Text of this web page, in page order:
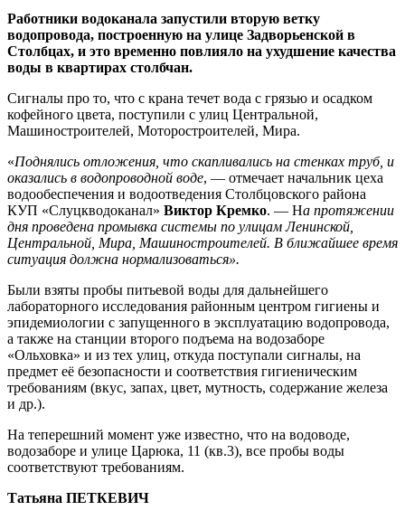
Работники водоканала запустили вторую ветку
водопровода, построенную на улице Задворьенской в
Столбцах, и это временно повлияло на ухудшение качества
воды в квартирах столбчан.
Сигналы про то, что с крана течет вода с грязью и осадком
кофейного цвета, поступили с улиц Центральной,
Машиностроителей, Моторостроителей, Мира.
«Поднялись отложения, что скапливались на стенках труб, и
оказались в водопроводной воде, — отмечает начальник цеха
водообеспечения и водоотведения Столбцовского района
КУП «Слуцкводоканал» Виктор Кремко. — На протяжении
дня проведена промывка системы по улицам Ленинской,
Центральной, Мира, Машиностроителей. В ближайшее время
ситуация должна нормализоваться».
Были взяты пробы питьевой воды для дальнейшего
лабораторного исследования районным центром гигиены и
эпидемиологии с запущенного в эксплуатацию водопровода,
а также на станции второго подъема на водозаборе
«Ольховка» и из тех улиц, откуда поступали сигналы, на
предмет её безопасности и соответствия гигиеническим
требованиям (вкус, запах, цвет, мутность, содержание железа
и др.).
На теперешний момент уже известно, что на водоводе,
водозаборе и улице Царюка, 11 (кв.3), все пробы воды
соответствуют требованиям.
Татьяна ПЕТКЕВИЧ